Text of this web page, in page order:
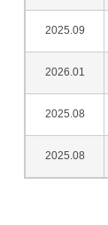
2025.09
2026.01
2025.08
2025.08